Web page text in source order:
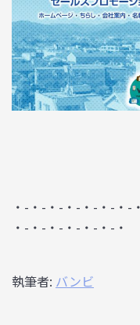
・-・-・-・-・-・-・
・-・-・-・-・-・-・
執筆者: バンビ